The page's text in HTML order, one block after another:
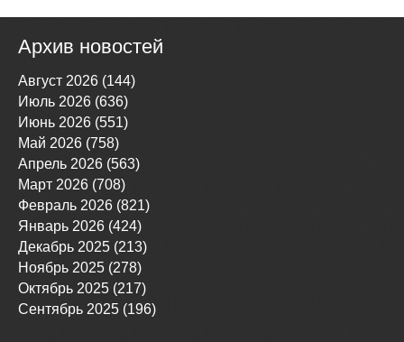
Архив новостей
Август 2026 (144)
Июль 2026 (636)
Июнь 2026 (551)
Май 2026 (758)
Апрель 2026 (563)
Март 2026 (708)
Февраль 2026 (821)
Январь 2026 (424)
Декабрь 2025 (213)
Ноябрь 2025 (278)
Октябрь 2025 (217)
Сентябрь 2025 (196)